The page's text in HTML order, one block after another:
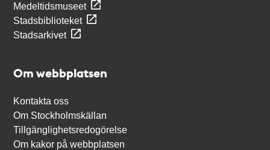
Medeltidsmuseet
Stadsbiblioteket
Stadsarkivet
Om webbplatsen
Kontakta oss
Om Stockholmskällan
Tillgänglighetsredogörelse
Om kakor på webbplatsen